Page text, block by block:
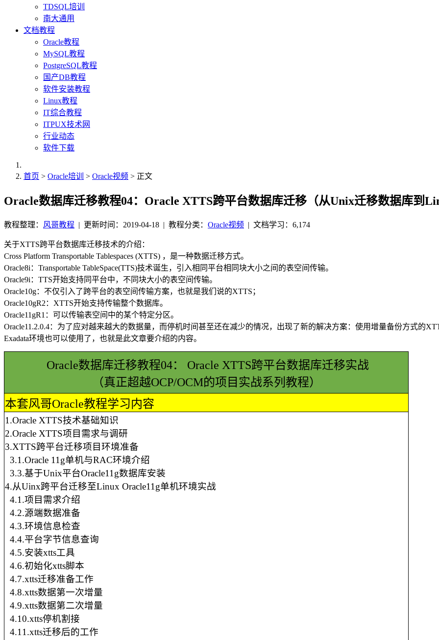
TDSQL培训
南大通用
文档教程
Oracle教程
MySQL教程
PostgreSQL教程
国产DB教程
软件安装教程
Linux教程
IT综合教程
ITPUX技术网
行业动态
软件下载
首页 > Oracle培训 > Oracle视频 > 正文
Oracle数据库迁移教程04：Oracle XTTS跨平台数据库迁移（从Unix迁移数据库到
教程整理： 风哥教程 | 更新时间：2019-04-18 | 教程分类： Oracle视频 | 文档学习：6,174
关于XTTS跨平台数据库迁移技术的介绍：
Cross Platform Transportable Tablespaces (XTTS) ，是一种数据迁移方式。
Oracle8i：Transportable TableSpace(TTS)技术诞生，引入相同平台相同块大小之间的表空间传输。
Oracle9i：TTS开始支持同平台中，不同块大小的表空间传输。
Oracle10g：不仅引入了跨平台的表空间传输方案，也就是我们说的XTTS；
Oracle10gR2：XTTS开始支持传输整个数据库。
Oracle11gR1：可以传输表空间中的某个特定分区。
Oracle11.2.0.4：为了应对越来越大的数据量，而停机时间甚至还在减少的情况，出现了新的解决方案：使用增量备份方式的
Exadata环境也可以使用了，也就是此文章要介绍的内容。
Oracle数据库迁移教程04： Oracle XTTS跨平台数据库迁移实战
（真正超越OCP/OCM的项目实战系列教程）
本套风哥Oracle教程学习内容
1.Oracle XTTS技术基础知识
2.Oracle XTTS项目需求与调研
3.XTTS跨平台迁移项目环境准备
3.1.Oracle 11g单机与RAC环境介绍
3.3.基于Unix平台Oracle11g数据库安装
4.从Uinx跨平台迁移至Linux Oracle11g单机环境实战
4.1.项目需求介绍
4.2.源端数据准备
4.3.环境信息检查
4.4.平台字节信息查询
4.5.安装xtts工具
4.6.初始化xtts脚本
4.7.xtts迁移准备工作
4.8.xtts数据第一次增量
4.9.xtts数据第二次增量
4.10.xtts停机割接
4.11.xtts迁移后的工作